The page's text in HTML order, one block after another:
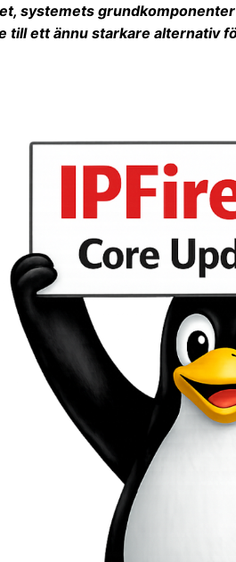
systemets
till ett ännu starkare alternativ